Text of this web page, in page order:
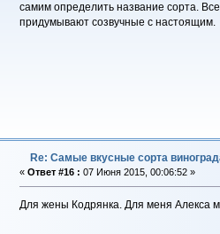
самим определить название сорта.
придумывают созвучные с настоящим.
Re: Самые вкусные сорта
« Ответ #16 : 07 Июня 2015, 00:06:52 »
Для жены Кодрянка. Для меня Алекса